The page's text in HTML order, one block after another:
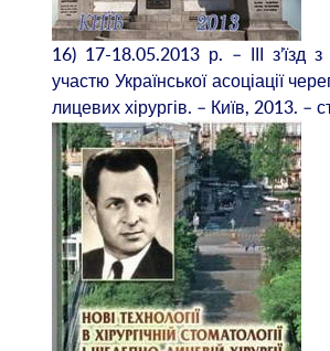
16) 17-18.05.2013 р. – ІІІ з’їзд
участю Української асоціації
лицевих хірургів. – Київ, 2013. –